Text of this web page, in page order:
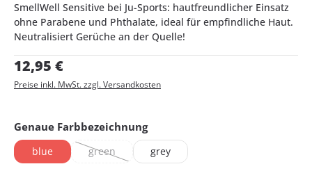
SmellWell Sensitive bei Ju-Sports: hautfreundlicher Einsatz
ohne Parabene und Phthalate, ideal für empfindliche Haut.
Neutralisiert Gerüche an der Quelle!
Regulärer Preis:
12,95 €
Preise inkl. MwSt. zzgl. Versandkosten
Genaue Farbbezeichnungauswählen
blue green
(Diese Option ist zurzeit nicht verfügbar.)
grey